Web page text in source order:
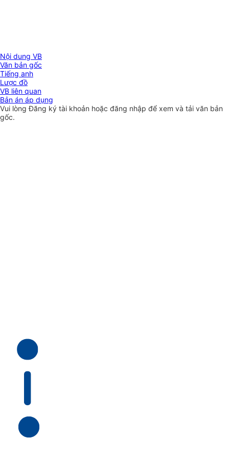
Nội dung VB
Văn bản gốc
Tiếng anh
Lược đồ
VB liên quan
Bản án áp dụng
Vui lòngĐăng ký tài khoản hoặc đăng nhập để xem và tải văn bản
gốc.